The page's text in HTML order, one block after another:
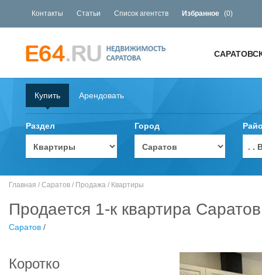
Контакты Статьи Список агентств Избранное (0)
Купить Арендовать
Раздел Город
. .
Главная / Саратов / Продажа / Квартиры
Продается 1-к квартира
Саратов /
Коротко